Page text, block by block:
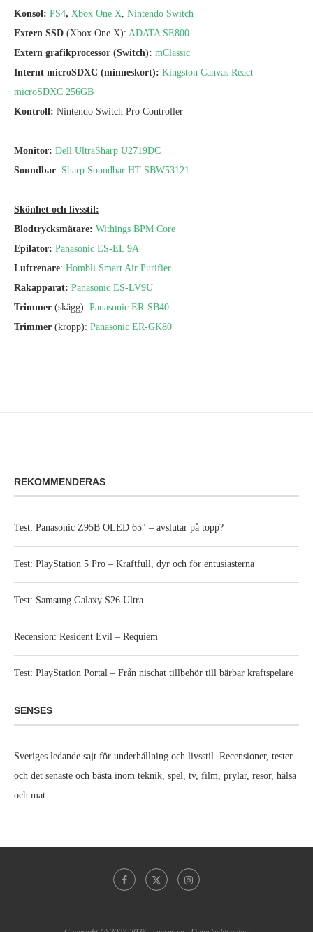
Konsol: PS4, Xbox One X Nintendo Switch
Extern SSD (Xbox One X): ADATA SE800
Extern grafikprocessor (Switch): mClassic
Internt microSDXC (minneskort): Kingston Canvas React
microSDXC 256GB
Kontroll: Nintendo Switch Pro Controller
Monitor: Dell UltraSharp U2719DC
Soundbar: Sharp Soundbar HT-SBW53121
Skönhet och livsstil:
Blodtrycksmätare: Withings BPM Core
Epilator: Panasonic ES-EL 9A
Luftrenare: Hombli Smart Air Purifier
Rakapparat: Panasonic ES-LV9U
Trimmer (skägg): Panasonic ER-SB40
Trimmer (kropp): Panasonic ER-GK80
REKOMMENDERAS
Test: Panasonic Z95B OLED 65″ – avslutar på topp?
Test: PlayStation 5 Pro – Kraftfull, dyr och för entusiasterna
Test: Samsung Galaxy S26 Ultra
Recension: Resident Evil – Requiem
Test: PlayStation Portal – Från nischat tillbehör till bärbar kraftspelare
SENSES
Sveriges ledande sajt för underhållning och livsstil. Recensioner, tester
och det senaste och bästa inom teknik, spel, tv, film, prylar, resor, hälsa
och mat.